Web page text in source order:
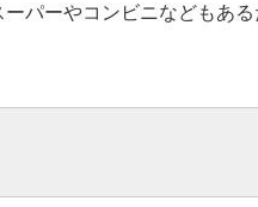
パーやコンビニなどもあ